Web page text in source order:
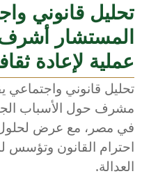
تحليل قانوني
المستشار
عملية لإعادة
تحليل قانوني
مشرف حول الأسباب
في مصر، مع عرض لحلول
احترام القانون
العدالة.